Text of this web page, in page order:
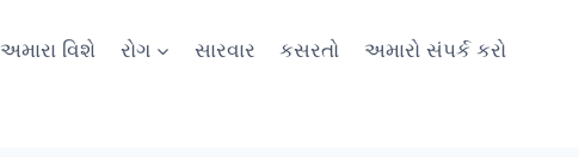
અમારા વિશે રોગ સારવાર કસરતો અમારો સંપર્ક કરો